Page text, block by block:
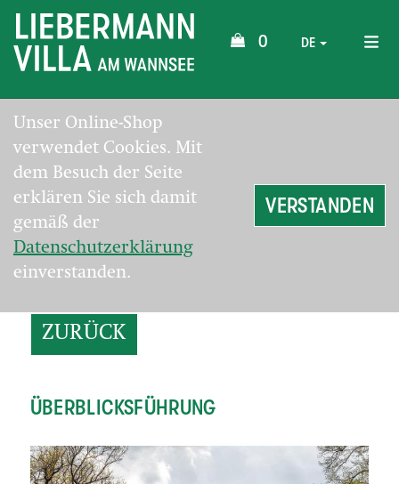
0 DE
Unser Online-Shop
verwendet Cookies. Mit
dem Besuch der Seite
erklären Sie sich damit
gemäß der
Datenschutzerklärung
einverstanden.
VERSTANDEN
ZURÜCK
ÜBERBLICKSFÜHRUNG